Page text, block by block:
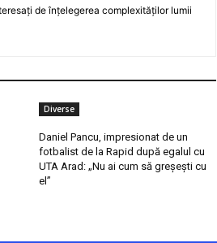
de înțelegerea complexităților lumii
Diverse
Daniel Pancu, impresionat de un
fotbalist de la Rapid după egalul cu
UTA Arad: „Nu ai cum să greșești cu
el”